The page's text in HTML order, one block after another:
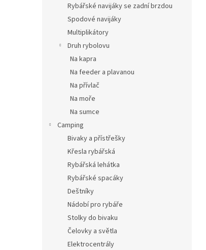
Rybářské navijáky se zadní brzdou
Spodové navijáky
Multiplikátory
Druh rybolovu
Na kapra
Na feeder a plavanou
Na přívlač
Na moře
Na sumce
Camping
Bivaky a přístřešky
Křesla rybářská
Rybářská lehátka
Rybářské spacáky
Deštníky
Nádobí pro rybáře
Stolky do bivaku
Čelovky a světla
Elektrocentrály